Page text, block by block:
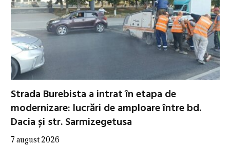
Strada Burebista a intrat în etapa de
modernizare: lucrări de amploare între bd.
Dacia și str. Sarmizegetusa
7 august 2026